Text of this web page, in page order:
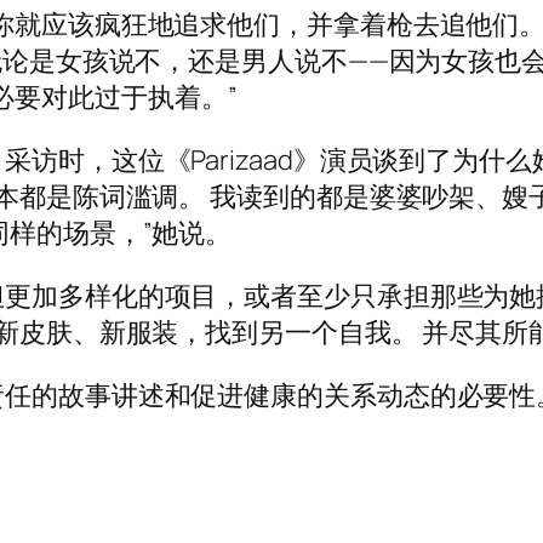
应该疯狂地追求他们，并拿着枪去追他们
论是女孩说不，还是男人说不——因为女孩
对此过于执着。”
访时，这位《Parizaad》演员谈到了为什
都是陈词滥调。 我读到的都是婆婆吵架、
的场景，”她说。
加多样化的项目，或者至少只承担那些为
皮肤、新服装，找到另一个自我。 并尽其所
的故事讲述和促进健康的关系动态的必要